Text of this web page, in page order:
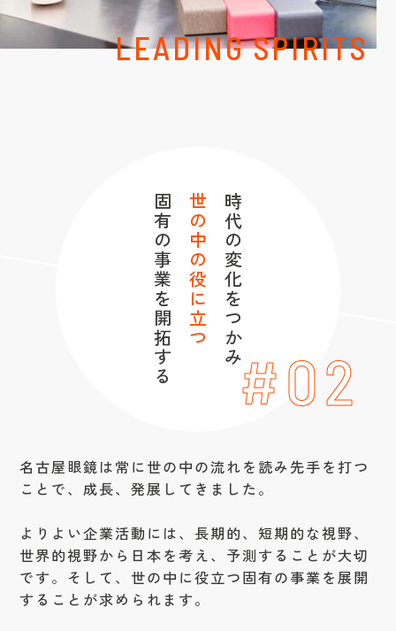
LEADING SPIRITS
時代の変化をつかみ
世の中の役に立つ
固有の事業を開拓する #02
名古屋眼鏡は常に世の中の流れを読み先手を打つ
ことで、成長、発展してきました。
よりよい企業活動には、長期的、短期的な視野、
世界的視野から日本を考え、予測することが大切
です。そして、世の中に役立つ固有の事業を展開
することが求められます。